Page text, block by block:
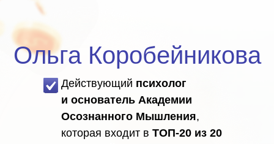
Ольга Коробейникова
Действующий психолог
и основатель Академии
Осознанного Мышления,
которая входит в ТОП-20 из 20